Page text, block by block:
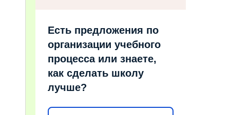
Есть предложения по
организации учебного
процесса или знаете,
как сделать школу
лучше?